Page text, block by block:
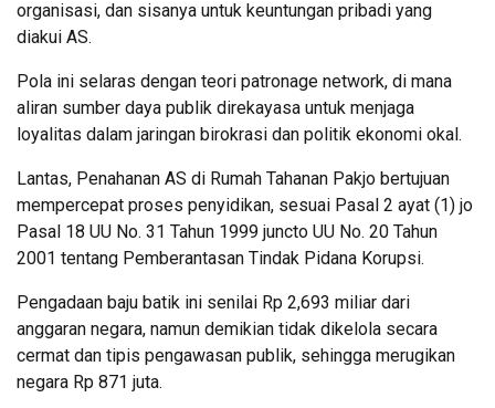
organisasi, dan sisanya untuk keuntungan pribadi yang
diakui AS.
Pola ini selaras dengan teori patronage network, di mana
aliran sumber daya publik direkayasa untuk menjaga
loyalitas dalam jaringan birokrasi dan politik ekonomi okal.
Lantas, Penahanan AS di Rumah Tahanan Pakjo bertujuan
mempercepat proses penyidikan, sesuai Pasal 2 ayat (1) jo
Pasal 18 UU No. 31 Tahun 1999 juncto UU No. 20 Tahun
2001 tentang Pemberantasan Tindak Pidana Korupsi.
Pengadaan baju batik ini senilai Rp 2,693 miliar dari
anggaran negara, namun demikian tidak dikelola secara
cermat dan tipis pengawasan publik, sehingga merugikan
negara Rp 871 juta.